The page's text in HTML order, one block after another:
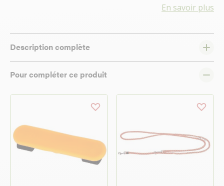
En savoir plus
Description complète
Pour compléter ce produit